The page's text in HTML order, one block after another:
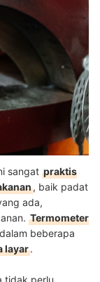
sangat praktis
, baik padat
ada,
Termometer
beberapa
layar.